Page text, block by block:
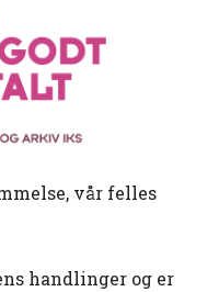
vår felles
handlinger og er